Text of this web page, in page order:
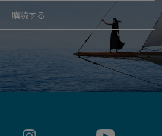
購読する